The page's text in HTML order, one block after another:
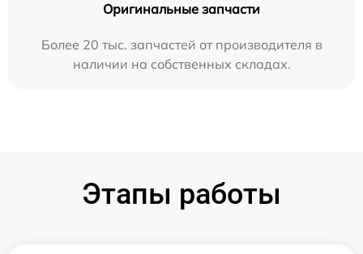
Оригинальные запчасти
Более 20 тыс. запчастей от производителя в
наличии на собственных складах.
Этапы работы